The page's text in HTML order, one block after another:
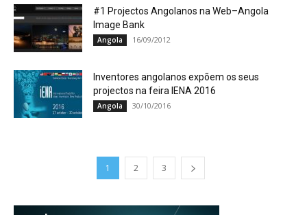
#1 Projectos Angolanos na Web–Angola
Image Bank
Angola 16/09/2012
Inventores angolanos expõem os seus
projectos na feira IENA 2016
Angola 30/10/2016
1 2 3